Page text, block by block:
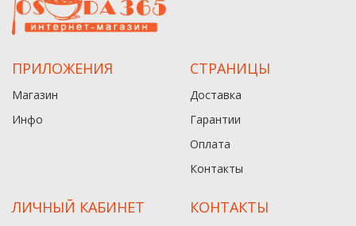
ПРИЛОЖЕНИЯ
Магазин
Инфо
СТРАНИЦЫ
Доставка
Гарантии
Оплата
Контакты
ЛИЧНЫЙ КАБИНЕТ КОНТАКТЫ